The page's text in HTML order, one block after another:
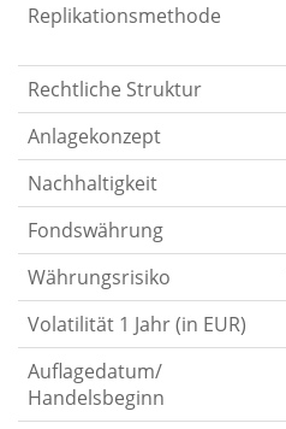
Replikationsmethode
Rechtliche Struktur
Anlagekonzept
Nachhaltigkeit
Fondswährung
Währungsrisiko
Volatilität 1 Jahr (in EUR)
Auflagedatum/
Handelsbeginn